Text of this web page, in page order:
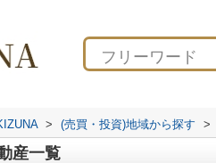
> (売買・投資)地域から探す >
産一覧